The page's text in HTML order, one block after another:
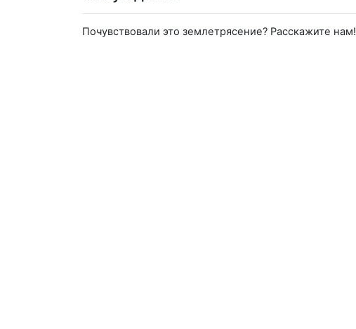
Почувствовали это землетрясение? Расскажите нам!